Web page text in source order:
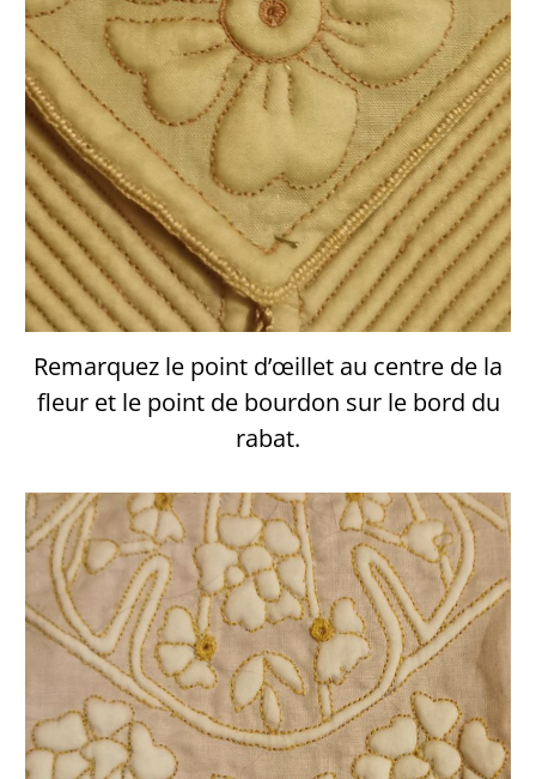
Remarquez le point d’œillet au centre de la
fleur et le point de bourdon sur le bord du
rabat.